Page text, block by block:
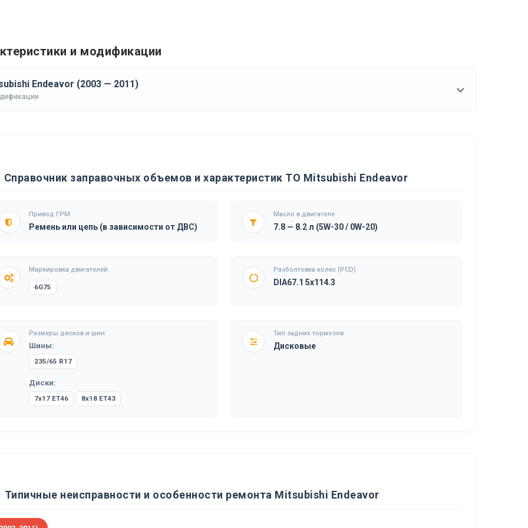
и модификации
Endeavor (2003 — 2011)
Справочник заправочных объемов и характеристик ТО Mitsubishi Endeavor
Привод ГРМ
Ремень или цепь (в зависимости от ДВС)
Масло в двигателе
7.8 — 8.2 л (5W-30 / 0W-20)
Маркировка двигателей
6G75
Разболтовка колес (PCD)
DIA67.1 5x114.3
Размеры дисков и шин
Шины:
235/65 R17
Диски:
7x17 ET46 8x18 ET43
Тип задних тормозов
Дисковые
Типичные неисправности и особенности ремонта Mitsubishi Endeavor